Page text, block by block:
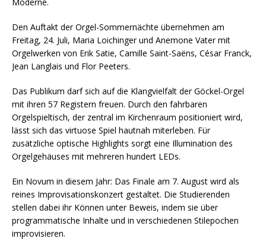
Den Auftakt der Orgel-Sommernächte übernehmen am
Freitag, 24. Juli, Maria Loichinger und Anemone Vater mit
Orgelwerken von Erik Satie, Camille Saint-Saëns, César Franck,
Jean Langlais und Flor Peeters.
Das Publikum darf sich auf die Klangvielfalt der Göckel-Orgel
mit ihren 57 Registern freuen. Durch den fahrbaren
Orgelspieltisch, der zentral im Kirchenraum positioniert wird,
lässt sich das virtuose Spiel hautnah miterleben. Für
zusätzliche optische Highlights sorgt eine Illumination des
Orgelgehäuses mit mehreren hundert LEDs.
Ein Novum in diesem Jahr: Das Finale am 7. August wird als
reines Improvisationskonzert gestaltet. Die Studierenden
stellen dabei ihr Können unter Beweis, indem sie über
programmatische Inhalte und in verschiedenen Stilepochen
improvisieren.